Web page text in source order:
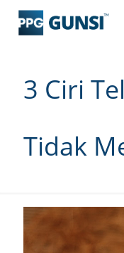
3 Ciri
Tidak